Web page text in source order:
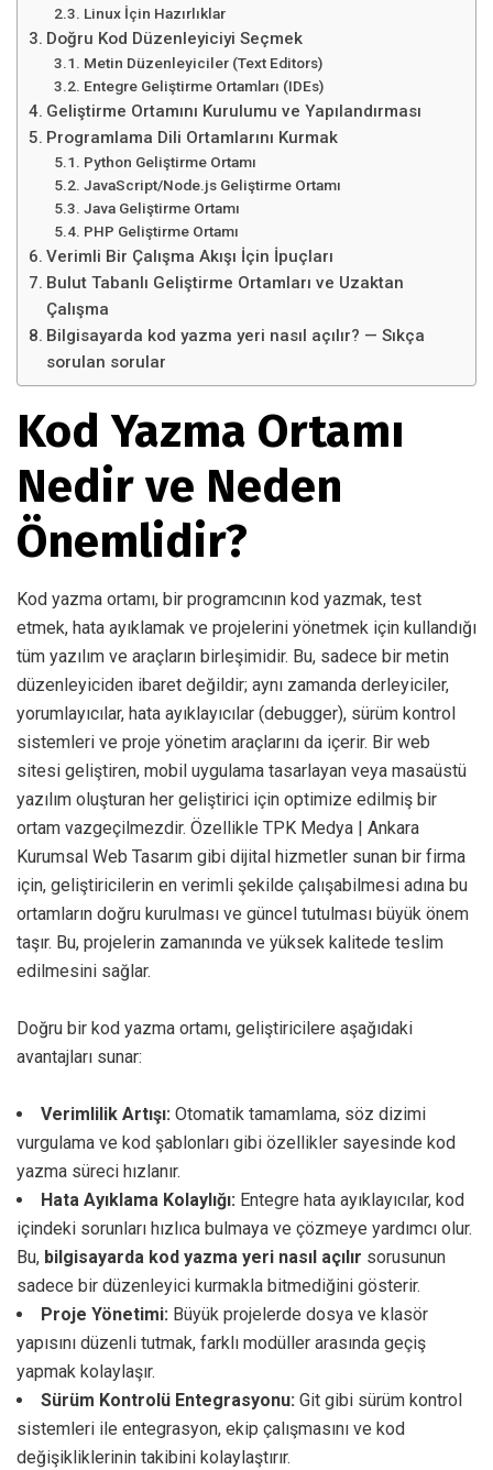
Linux İçin Hazırlıklar
Doğru Kod Düzenleyiciyi Seçmek
Metin Düzenleyiciler (Text Editors)
Entegre Geliştirme Ortamları (IDEs)
Geliştirme Ortamını Kurulumu ve Yapılandırması
Programlama Dili Ortamlarını Kurmak
Python Geliştirme Ortamı
JavaScript/Node.js Geliştirme Ortamı
Java Geliştirme Ortamı
PHP Geliştirme Ortamı
Verimli Bir Çalışma Akışı İçin İpuçları
Bulut Tabanlı Geliştirme Ortamları ve Uzaktan
Çalışma
Bilgisayarda kod yazma yeri nasıl açılır? — Sıkça
sorulan sorular
Kod Yazma Ortamı
Nedir ve Neden
Önemlidir?
Kod yazma ortamı, bir programcının kod yazmak, test
etmek, hata ayıklamak ve projelerini yönetmek için kullandığı
tüm yazılım ve araçların birleşimidir. Bu, sadece bir metin
düzenleyiciden ibaret değildir; aynı zamanda derleyiciler,
yorumlayıcılar, hata ayıklayıcılar (debugger), sürüm kontrol
sistemleri ve proje yönetim araçlarını da içerir. Bir web
sitesi geliştiren, mobil uygulama tasarlayan veya masaüstü
yazılım oluşturan her geliştirici için optimize edilmiş bir
ortam vazgeçilmezdir. Özellikle TPK Medya | Ankara
Kurumsal Web Tasarım gibi dijital hizmetler sunan bir firma
için, geliştiricilerin en verimli şekilde çalışabilmesi adına bu
ortamların doğru kurulması ve güncel tutulması büyük önem
taşır. Bu, projelerin zamanında ve yüksek kalitede teslim
edilmesini sağlar.
Doğru bir kod yazma ortamı, geliştiricilere aşağıdaki
avantajları sunar:
Verimlilik Artışı: Otomatik tamamlama, söz dizimi
vurgulama ve kod şablonları gibi özellikler sayesinde kod
yazma süreci hızlanır.
Hata Ayıklama Kolaylığı: Entegre hata ayıklayıcılar, kod
içindeki sorunları hızlıca bulmaya ve çözmeye yardımcı olur.
Bu, bilgisayarda kod yazma yeri nasıl açılır sorusunun
sadece bir düzenleyici kurmakla bitmediğini gösterir.
Proje Yönetimi: Büyük projelerde dosya ve klasör
yapısını düzenli tutmak, farklı modüller arasında geçiş
yapmak kolaylaşır.
Sürüm Kontrolü Entegrasyonu: Git gibi sürüm kontrol
sistemleri ile entegrasyon, ekip çalışmasını ve kod
değişikliklerinin takibini kolaylaştırır.